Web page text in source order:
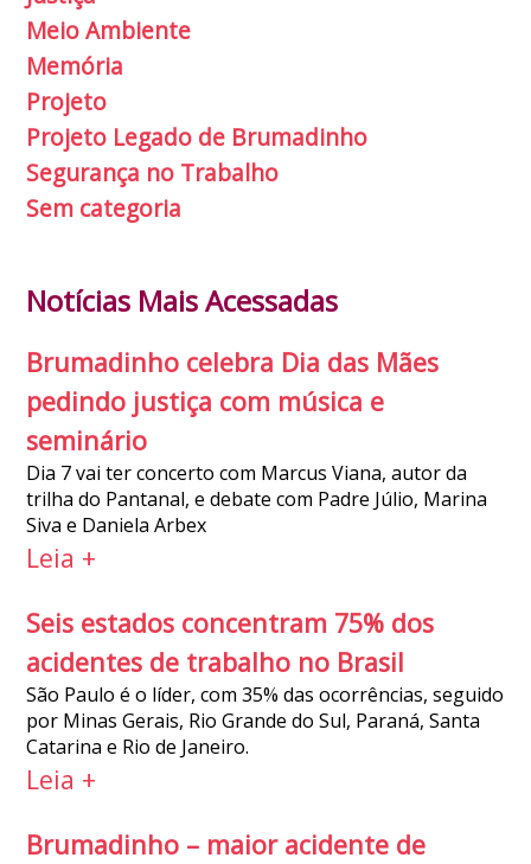
Meio Ambiente
Memória
Projeto
Projeto Legado de Brumadinho
Segurança no Trabalho
Sem categoria
Notícias Mais Acessadas
Brumadinho celebra Dia das Mães
pedindo justiça com música e
seminário
Dia 7 vai ter concerto com Marcus Viana, autor da
trilha do Pantanal, e debate com Padre Júlio, Marina
Siva e Daniela Arbex
Leia +
Seis estados concentram 75% dos
acidentes de trabalho no Brasil
São Paulo é o líder, com 35% das ocorrências, seguido
por Minas Gerais, Rio Grande do Sul, Paraná, Santa
Catarina e Rio de Janeiro.
Leia +
Brumadinho – maior acidente de